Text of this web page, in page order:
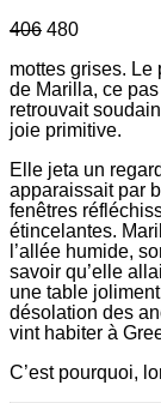
406 480
mottes grises. Le
de Marilla, ce
retrouvait
joie primitive.
Elle jeta un
apparaissait par
fenêtres
étincelantes.
l’allée humide,
savoir qu’elle
une table
désolation des
vint habiter à
C’est pourquoi,